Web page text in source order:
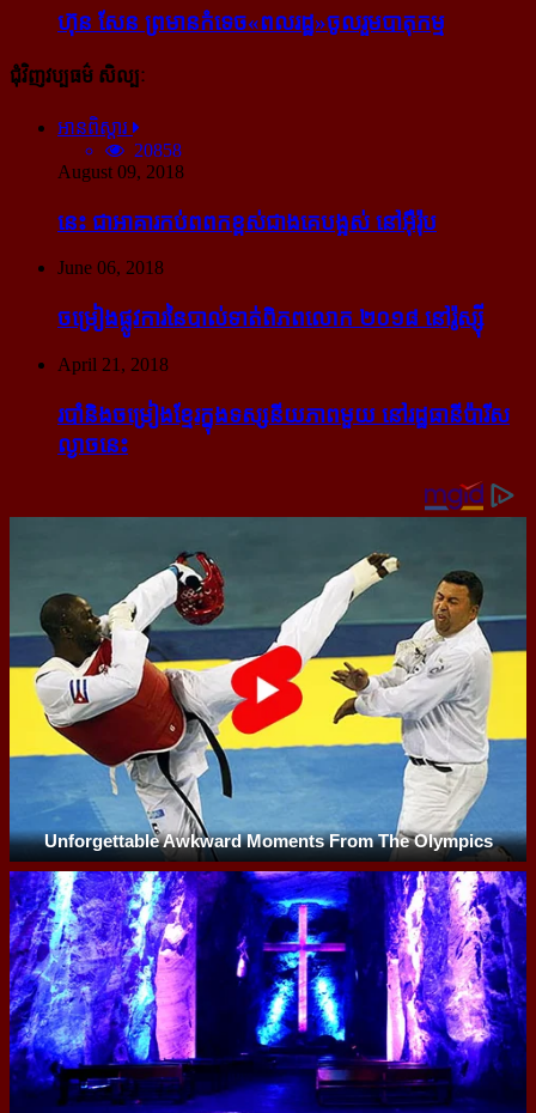
ហ៊ុន សែន ព្រមាន​កំទេច​«ពលរដ្ឋ»​ចូលរួម​បាតុកម្ម
ជុំវិញវប្បធម៌ សិល្បៈ
អានពិស្ដារ
20858
August 09, 2018
នេះ ជា​អាគារ​កប់​ពពក​ខ្ពស់​ជាង​គេ​បង្អស់ នៅ​អ៊ឺរ៉ុប
June 06, 2018
ចម្រៀង​ផ្លូវការ​នៃ​បាល់ទាត់​ពិភពលោក ២០១៨ នៅ​រ៉ូស្ស៊ី
April 21, 2018
របាំ​និង​ចម្រៀង​ខ្មែរ​ក្នុង​ទស្សនីយភាព​មួយ នៅ​រដ្ឋធានី​ប៉ារីស​
ល្ងាច​នេះ